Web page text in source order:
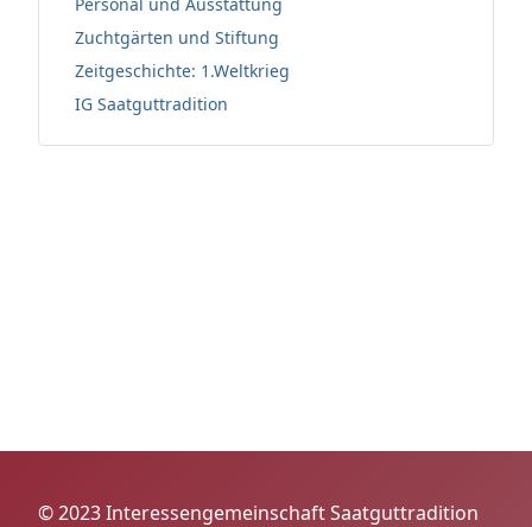
Personal und Ausstattung
Zuchtgärten und Stiftung
Zeitgeschichte: 1.Weltkrieg
IG Saatguttradition
© 2023 Interessengemeinschaft Saatguttradition